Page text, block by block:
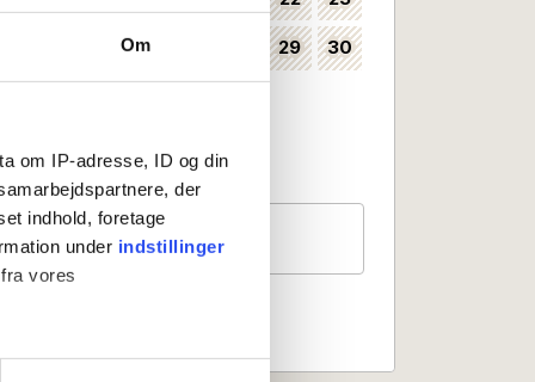
Om
om IP-adresse, ID og din
der
indhold, foretage
under indstillinger
vores
26 29 30
Ankomst ikke mulig
personer